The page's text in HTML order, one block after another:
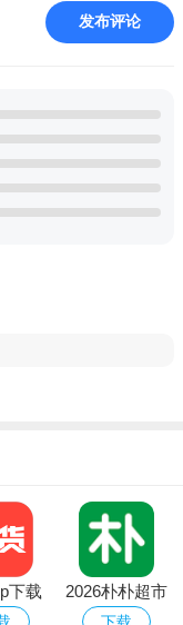
用户可以根据自己的
发布评论
下载
最新
2026朴朴超市
app最新版本